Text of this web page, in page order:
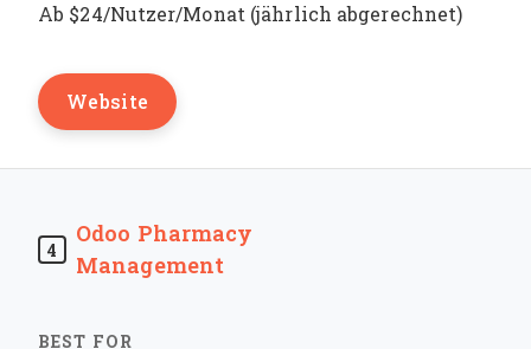
Ab $24/Nutzer/Monat (jährlich abgerechnet)
Website
4
Odoo Pharmacy
Management